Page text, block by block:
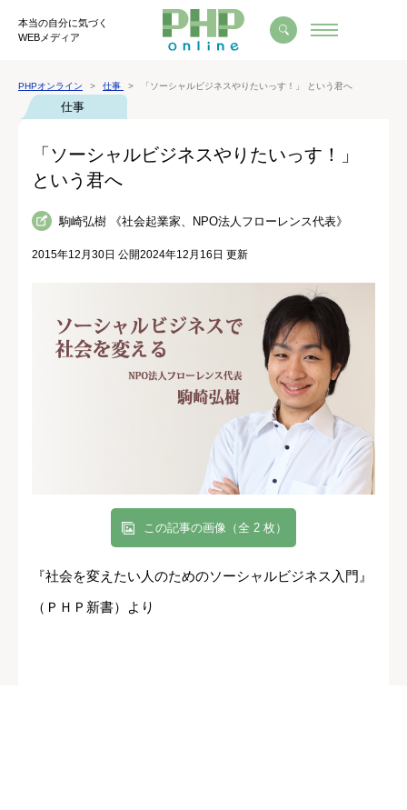
本当の自分に気づく
WEBメディア
PHPオンライン 仕事 「ソーシャルビジネスやりたいっす！」 という君へ
仕事
「ソーシャルビジネスやりたいっす！」
という君へ
駒崎弘樹 《社会起業家、NPO法人フローレンス代表》
2015年12月30日 公開2024年12月16日 更新
この記事の画像（全 2 枚）
『社会を変えたい人のためのソーシャルビジネス入門』
（ＰＨＰ新書）より